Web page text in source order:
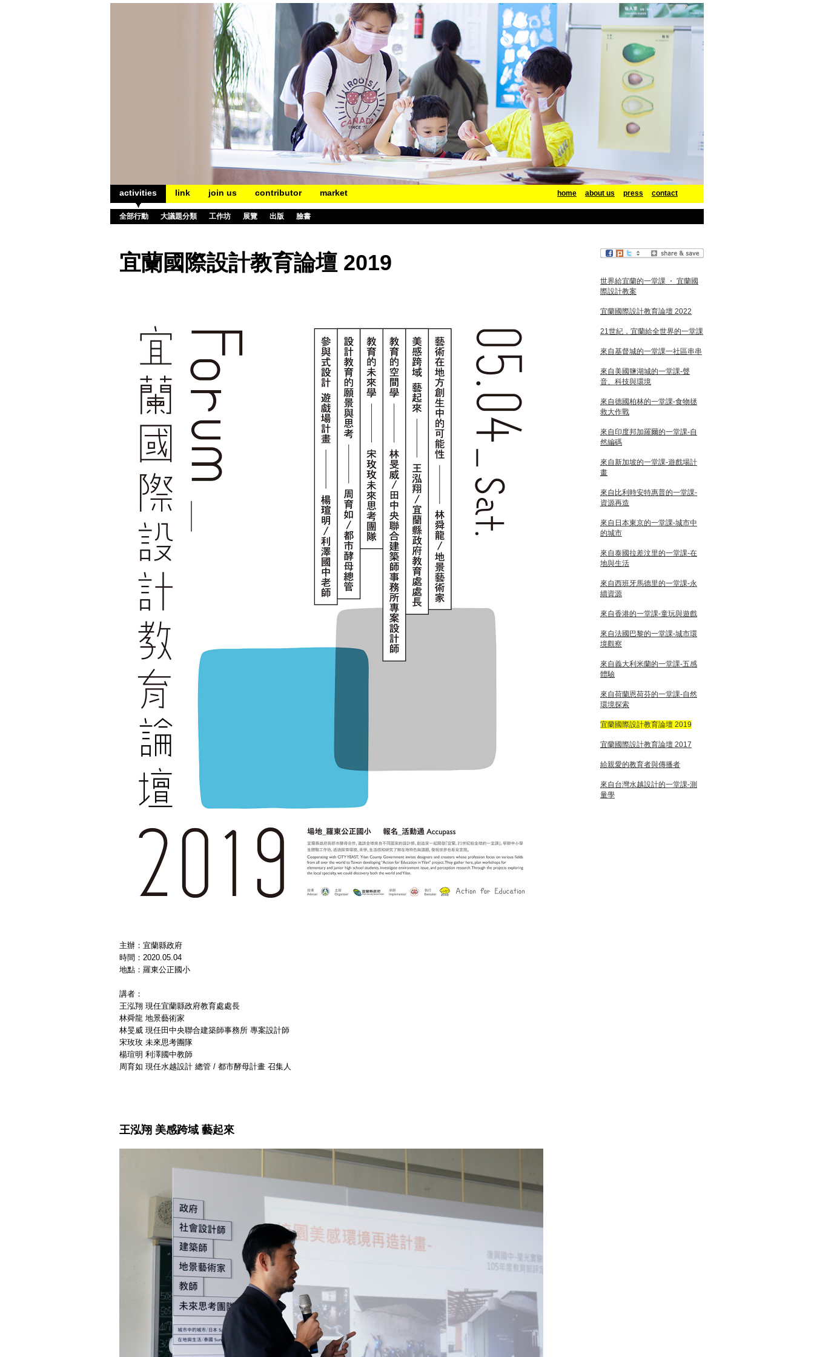
activities link join us contributor market home about us press contact
全部行動 大議題分類 工作坊 展覽 出版 臉書
宜蘭國際設計教育論壇 2019
主辦：宜蘭縣政府
時間：2020.05.04
地點：羅東公正國小
講者：
王泓翔 現任宜蘭縣政府教育處處長
林舜龍 地景藝術家
林旻威 現任田中央聯合建築師事務所 專案設計師
宋玫玫 未來思考團隊
楊瑄明 利澤國中教師
周育如 現任水越設計 總管 / 都市酵母計畫 召集人
王泓翔 美感跨域 藝起來
世界給宜蘭的一堂課 ・ 宜蘭國
際設計教案
宜蘭國際設計教育論壇 2022
21世紀，宜蘭給全世界的一堂課
來自基督城的一堂課一社區串串
來自美國鹽湖城的一堂課-聲
音、科技與環境
來自德國柏林的一堂課-食物拯
救大作戰
來自印度邦加羅爾的一堂課-自
然編碼
來自新加坡的一堂課-遊戲場計
畫
來自比利時安特惠普的一堂課-
資源再造
來自日本東京的一堂課-城市中
的城市
來自泰國拉差汶里的一堂課-在
地與生活
來自西班牙馬德里的一堂課-永
續資源
來自香港的一堂課-童玩與遊戲
來自法國巴黎的一堂課-城市環
境觀察
來自義大利米蘭的一堂課-五感
體驗
來自荷蘭恩荷芬的一堂課-自然
環境探索
宜蘭國際設計教育論壇 2019
宜蘭國際設計教育論壇 2017
給親愛的教育者與傳播者
來自台灣水越設計的一堂課-測
量學